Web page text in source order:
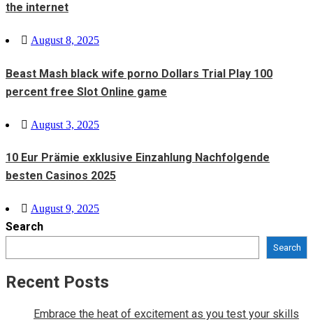
the internet
Posted
August 8, 2025
Beast Mash black wife porno Dollars Trial Play 100
percent free Slot Online game
Posted
August 3, 2025
10 Eur Prämie exklusive Einzahlung Nachfolgende
besten Casinos 2025
Posted
on
August 9, 2025
Search
Search
Recent Posts
Embrace the heat of excitement as you test your skills